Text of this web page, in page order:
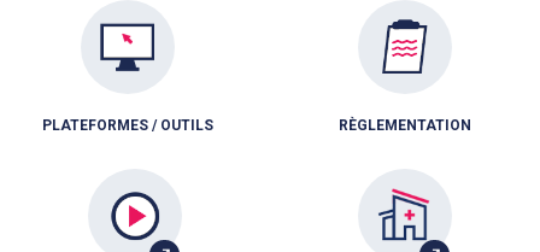
PLATEFORMES / OUTILS RÈGLEMENTATION